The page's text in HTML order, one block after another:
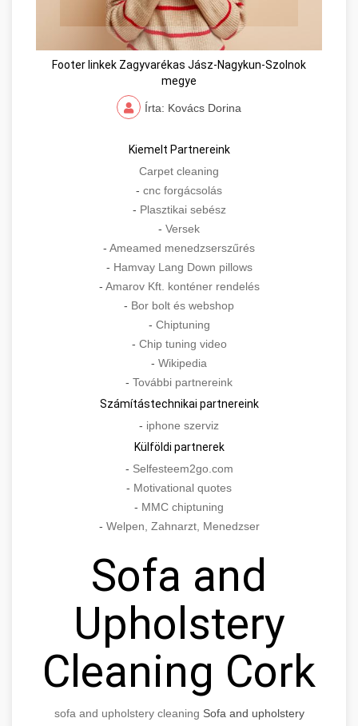
Footer linkek Zagyvarékas Jász-Nagykun-Szolnok
megye
Írta: Kovács Dorina
Kiemelt Partnereink
Carpet cleaning
- cnc forgácsolás
- Plasztikai sebész
- Versek
- Ameamed menedzserszűrés
- Hamvay Lang Down pillows
- Amarov Kft. konténer rendelés
- Bor bolt és webshop
- Chiptuning
- Chip tuning video
- Wikipedia
- További partnereink
Számítástechnikai partnereink
- iphone szerviz
Külföldi partnerek
- Selfesteem2go.com
- Motivational quotes
- MMC chiptuning
- Welpen, Zahnarzt, Menedzser
Sofa and
Upholstery
Cleaning Cork
sofa and upholstery cleaning Sofa and upholstery